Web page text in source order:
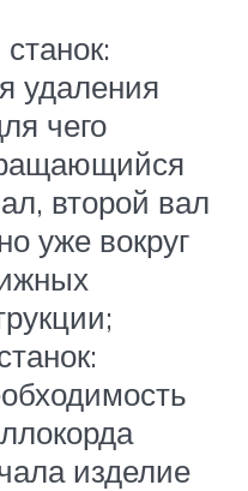
удаления
чего
второй вал
уже вокруг
изделие